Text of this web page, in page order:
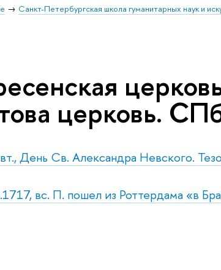
Санкт-Петербургская школа гуманитарных наук и
церковь.
День Св. Александра Невского.
вс. П. пошел из Роттердама «в